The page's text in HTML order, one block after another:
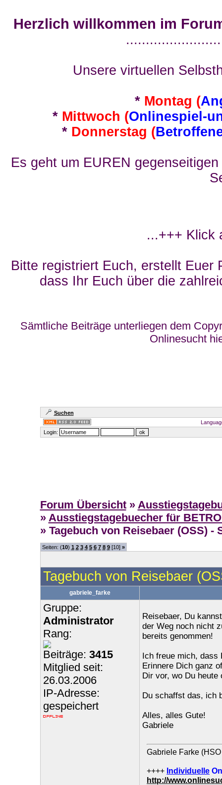
Herzlich willkommen im
Unsere virtuellen
* Montag (
* Mittwoch (Onlinespiel-
* Donnerstag (
Es geht um EUREN
...+++ Klick
Bitte registriert Euch, erstellt Euer
dass Ihr Euch über die
Sämtliche Beiträge unterliegen dem
Onlinesucht
Suchen
Login:
Forum Übersicht »
» Ausstiegstagebuecher für
» Tagebuch von Reisebaer (OSS) -
Seiten: (10) 1 2 3 4 5 6 7 8 9[10] »
Tagebuch von Reisebaer
gabriele_farke
Gruppe:
Administrator
Rang:
Beiträge: 3415
Mitglied seit:
26.03.2006
IP-Adresse:
gespeichert
Reisebaer, Du
der Weg noch nicht
bereits genommen!
Ich freue mich, dass
Erinnere Dich ganz
Dir vor, wo Du heute
Du schaffst das, ich
Alles, alles Gute!
Gabriele
Gabriele Farke (HSO
++++ Individuelle
http://